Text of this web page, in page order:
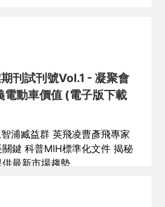
刊試刊號Vol.1 - 凝聚會
電動車價值 (電子版下載
浦臧益群 英飛凌曹彥飛專家
鍵 科普MIH標準化文件 揭秘
最新市場趨勢